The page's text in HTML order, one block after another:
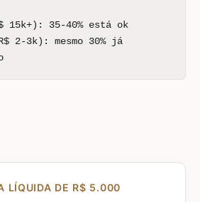
15k+): 35-40% está ok
2-3k): mesmo 30% já
LÍQUIDA DE R$ 5.000